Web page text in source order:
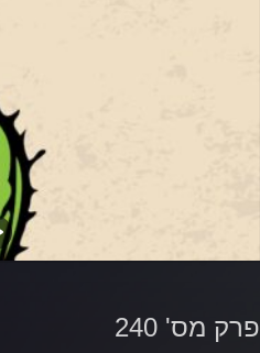
26/07/2024
פרק מס' 240